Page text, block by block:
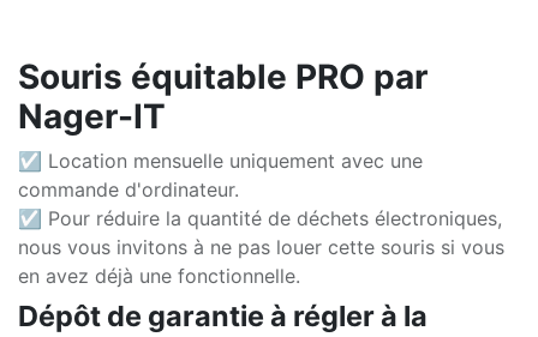
Souris équitable PRO par
Nager-IT
☑ Location mensuelle uniquement avec une
commande d'ordinateur.
☑ Pour réduire la quantité de déchets électroniques,
nous vous invitons à ne pas louer cette souris si vous
en avez déjà une fonctionnelle.
Dépôt de garantie à régler à la